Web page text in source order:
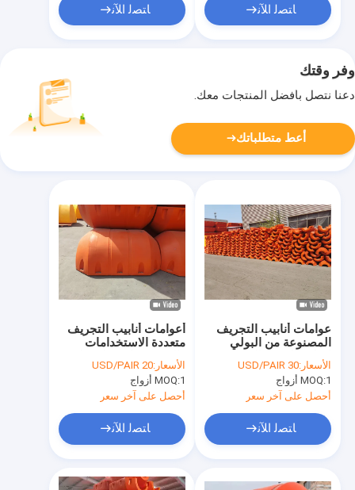
ﺎﺘﺼﻟ ﺍﻶﻧ ﺎﺘﺼﻟ ﺍﻶﻧ
وفر وقتك
دعنا نتصل بأفضل المنتجات معك.
أعط متطلباتك
أعوامات أنابيب التجريف
متعددة الاستخدامات
والمتينة مناسبة لمختلف
ظروف المياه لتوفير دعم
واستقرار ثابتين
الأسعار:20 USD/PAIR
MOQ:1 أزواج
أحصل على آخر سعر
ﺎﺘﺼﻟ ﺍﻶﻧ
عوامات أنابيب التجريف
المصنوعة من البولي
إيثيلين المتينة التي توفر
مقاومة ممتازة للصدمات
وعمرًا طويلاً في البيئات
البحرية القاسية
الأسعار:30 USD/PAIR
MOQ:1 أزواج
أحصل على آخر سعر
ﺎﺘﺼﻟ ﺍﻶﻧ